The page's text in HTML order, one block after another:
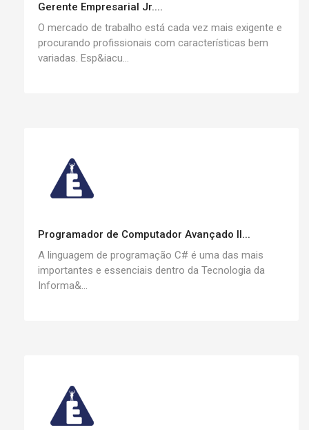
Gerente Empresarial Jr....
O mercado de trabalho está cada vez mais exigente e
procurando profissionais com características bem
variadas. Esp&iacu...
Programador de Computador Avançado II...
A linguagem de programação C# é uma das mais
importantes e essenciais dentro da Tecnologia da
Informa&...